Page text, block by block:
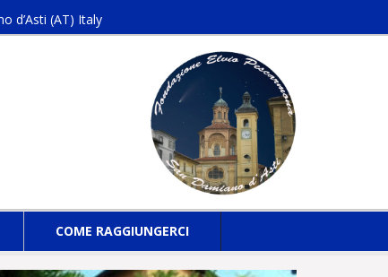
d’Asti (AT) Italy
COME RAGGIUNGERCI